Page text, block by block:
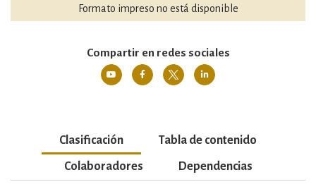
Formato impreso no está disponible
Compartir en redes sociales
Clasificación Tabla de contenido
Colaboradores Dependencias